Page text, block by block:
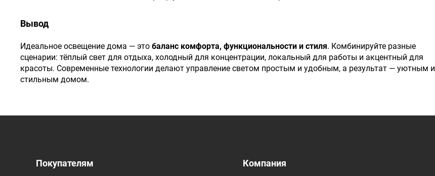
Вывод
Идеальное освещение дома — это баланс комфорта, функциональности и стиля. Комбинируйте разные
сценарии: тёплый свет для отдыха, холодный для концентрации, локальный для работы и акцентный для
красоты. Современные технологии делают управление светом простым и удобным, а результат — уютным и
стильным домом.
Покупателям Компания